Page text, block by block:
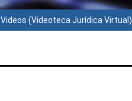
Videos (Videoteca Jurídica Virtual)